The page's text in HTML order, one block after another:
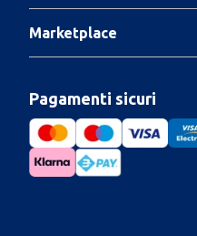
Marketplace
Pagamenti sicuri